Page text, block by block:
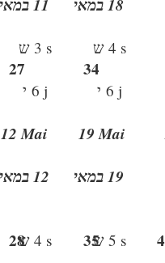
11 במאי
4 s ש
6 j י
34
3 s ש
6 j י
27
19 Mai
12 Mai
12 במאי
5 s ש35
4 s ש28